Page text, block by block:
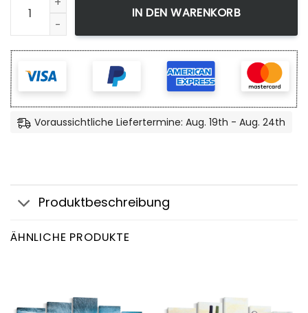
IN DEN WARENKORB
Voraussichtliche Liefertermine: Aug. 19th - Aug. 24th
Produktbeschreibung
ÄHNLICHE PRODUKTE